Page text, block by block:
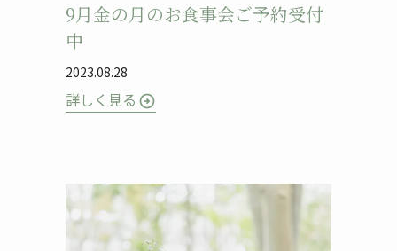
9月金の月のお食事会ご予約受付
中
2023.08.28
詳しく見る arrow_circle_right